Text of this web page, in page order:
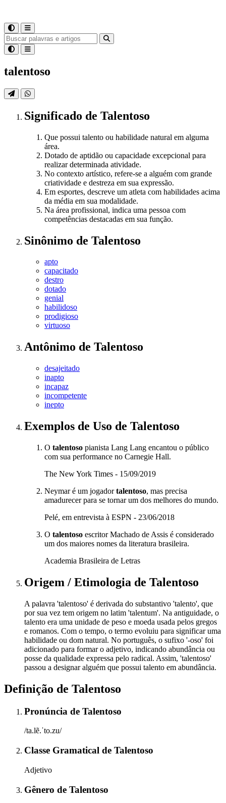
talentoso
Significado de Talentoso
Que possui talento ou habilidade natural em alguma
área.
Dotado de aptidão ou capacidade excepcional para
realizar determinada atividade.
No contexto artístico, refere-se a alguém com grande
criatividade e destreza em sua expressão.
Em esportes, descreve um atleta com habilidades acima
da média em sua modalidade.
Na área profissional, indica uma pessoa com
competências destacadas em sua função.
Sinônimo de Talentoso
apto
capacitado
destro
dotado
genial
habilidoso
prodigioso
virtuoso
Antônimo de Talentoso
desajeitado
inapto
incapaz
incompetente
inepto
Exemplos de Uso de Talentoso
O talentoso pianista Lang Lang encantou o público
com sua performance no Carnegie Hall.
The New York Times - 15/09/2019
Neymar é um jogadortalentoso, mas precisa
amadurecer para se tornar um dos melhores do mundo.
Pelé, em entrevista à ESPN - 23/06/2018
O talentoso escritor Machado de Assis é considerado
um dos maiores nomes da literatura brasileira.
Academia Brasileira de Letras
Origem / Etimologia de Talentoso
A palavra 'talentoso' é derivada do substantivo 'talento', que
por sua vez tem origem no latim 'talentum'. Na antiguidade, o
talento era uma unidade de peso e moeda usada pelos gregos
e romanos. Com o tempo, o termo evoluiu para significar uma
habilidade ou dom natural. No português, o sufixo '-oso' foi
adicionado para formar o adjetivo, indicando abundância ou
posse da qualidade expressa pelo radical. Assim, 'talentoso'
passou a designar alguém que possui talento em abundância.
Definição de Talentoso
Pronúncia de Talentoso
/ta.lẽ.ˈto.zu/
Classe Gramatical de Talentoso
Adjetivo
Gênero de Talentoso